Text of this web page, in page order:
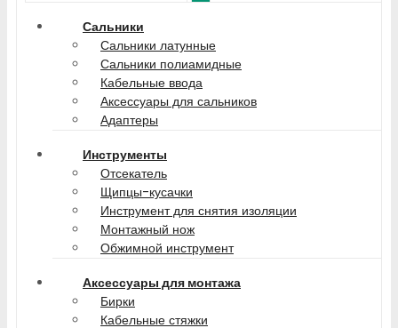
Сальники
Сальники латунные
Сальники полиамидные
Кабельные ввода
Аксессуары для сальников
Адаптеры
Инструменты
Отсекатель
Щипцы-кусачки
Инструмент для снятия изоляции
Монтажный нож
Обжимной инструмент
Аксессуары для монтажа
Бирки
Кабельные стяжки